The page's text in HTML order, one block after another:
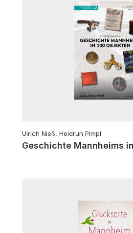
Ulrich Nieß, Heidrun Pimpl
Geschichte Mannheims